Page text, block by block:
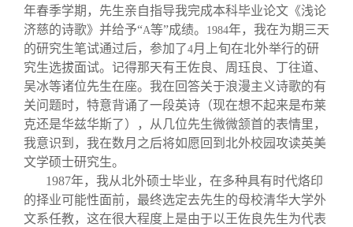
年春季学期，先生亲自指导我完成本科毕业论文《浅论
济慈的诗歌》并给予“A等”成绩。 1984年，我在为期三天
的研究生笔试通过后，参加了4月上旬在北外举行的研
究生选拔面试。记得那天有王佐良、周珏良、丁往道、
吴冰等诸位先生在座。我在回答关于浪漫主义诗歌的有
关问题时，特意背诵了一段英诗（现在想不起来是布莱
克还是华兹华斯了），从几位先生微微颔首的表情里，
我意识到，我在数月之后将如愿回到北外校园攻读英美
文学硕士研究生。
1987年，我从北外硕士毕业，在多种具有时代烙印
的择业可能性面前，最终选定去先生的母校清华大学外
文系任教，这在很大程度上是由于以王佐良先生为代表